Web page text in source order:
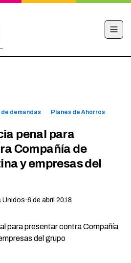
de demandas Planes de Ahorros
penal para
Compañía de
y empresas del
Unidos·6 de abril 2018